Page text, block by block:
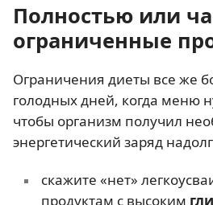
Полностью или
ограниченные
Ограничения диеты все же
голодных дней, когда меню
чтобы организм получил
энергетический заряд
скажите «нет»
продуктам с высоким